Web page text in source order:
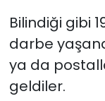
Bilindiği gibi
darbe
ya da
geldiler.